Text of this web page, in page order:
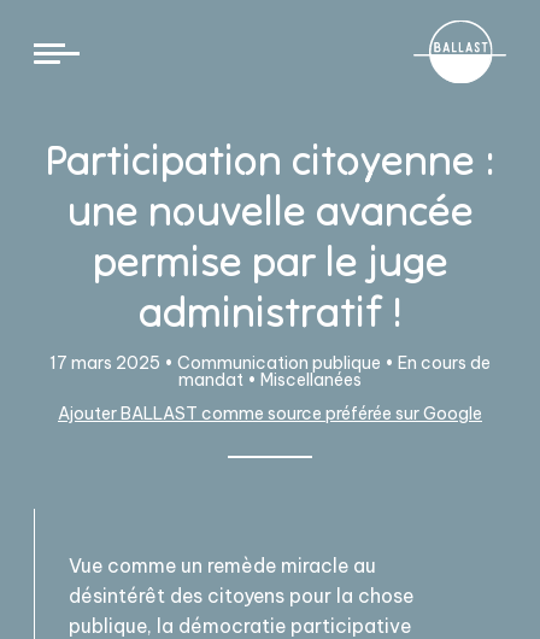
Participation citoyenne :
une nouvelle avancée
permise par le juge
administratif !
17 mars 2025 • Communication publique • En cours de
mandat • Miscellanées
Ajouter BALLAST comme source préférée sur Google
Vue comme un remède miracle au
désintérêt des citoyens pour la chose
publique, la démocratie participative